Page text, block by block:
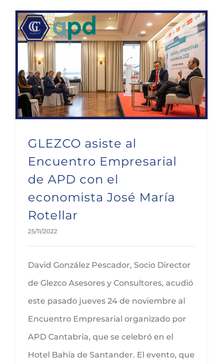
GLEZCO asiste al
Encuentro Empresarial
de APD con el
economista José María
Rotellar
25/11/2022
David González Pescador, Socio Director
de Glezco Asesores y Consultores, acudió
este pasado jueves 24 de noviembre al
Encuentro Empresarial organizado por
APD Cantabria, que se celebró en el
Hotel Bahía de Santander. El evento, que